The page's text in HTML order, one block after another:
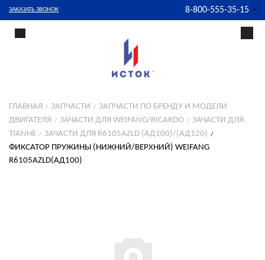
ЗАКАЗАТЬ ЗВОНОК 8-800-555-35-15
ГЛАВНАЯ ЗАПЧАСТИ
ЗАПЧАСТИ ПО БРЕНДУ И МОДЕЛИ
ДВИГАТЕЛЯ
ЗАЧАСТИ ДЛЯ WEIFANG/RICARDO
ЗАЧАСТИ ДЛЯ
TIANHE
ЗАЧАСТИ ДЛЯ R6105AZLD (АД100)/(АД120)
ФИКСАТОР ПРУЖИНЫ (НИЖНИЙ/ВЕРХНИЙ) WEIFANG
R6105AZLD(АД100)